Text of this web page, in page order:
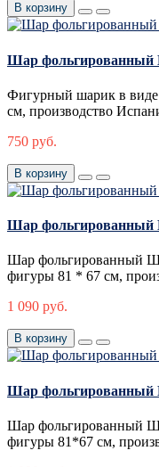
В корзину
Шар фольгированный
Фигурный шарик в виде
см, производство
750 руб.
В корзину
Шар фольгированный
Шар фольгированный
фигуры 81 * 67 см,
1 090 руб.
В корзину
Шар
Шар фольгированный
фигуры 81*67 см,